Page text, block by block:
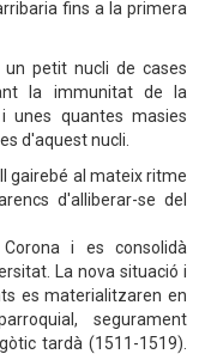
fins a la primera
petit nucli de cases
la immunitat de la
unes quantes masies
d'aquest nucli.
gairebé al mateix ritme
d'alliberar-se del
i es consolidà
La nova situació i
es materialitzaren en
segurament
tardà (1511-1519).